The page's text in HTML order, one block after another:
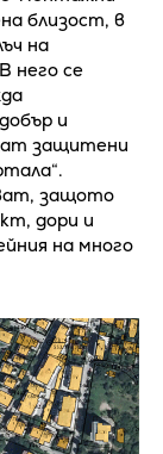
близост, в
на
него се
и
защитени
защото
дори и
на много